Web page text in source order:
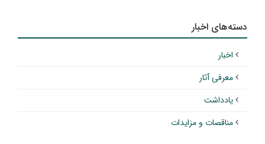
دسته‌های اخبار
اخبار
معرفی آثار
یادداشت
مناقصات و مزایدات